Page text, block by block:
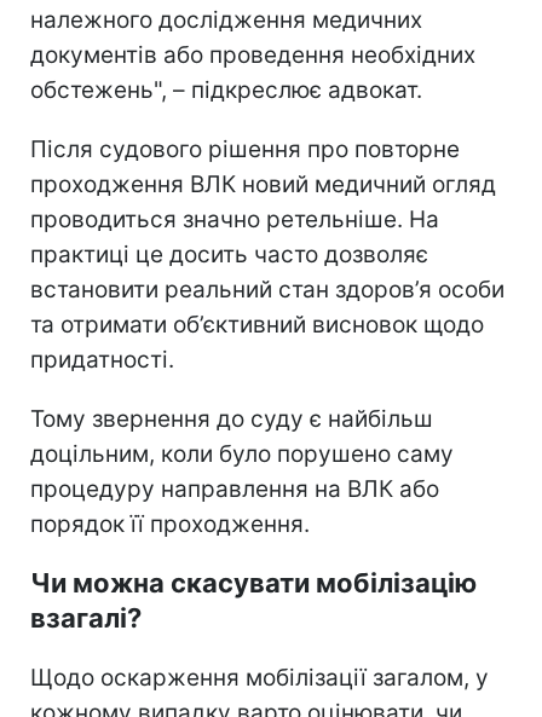
належного дослідження медичних
документів або проведення необхідних
обстежень", – підкреслює адвокат.
Після судового рішення про повторне
проходження ВЛК новий медичний огляд
проводиться значно ретельніше. На
практиці це досить часто дозволяє
встановити реальний стан здоров’я особи
та отримати об’єктивний висновок щодо
придатності.
Тому звернення до суду є найбільш
доцільним, коли було порушено саму
процедуру направлення на ВЛК або
порядок її проходження.
Чи можна скасувати мобілізацію
взагалі?
Щодо оскарження мобілізації загалом, у